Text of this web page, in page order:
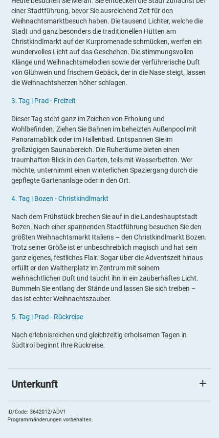
einer Stadtführung, bevor Sie ausreichend Zeit für den
Weihnachtsmarktbesuch haben. Die tausend Lichter, welche die
Stadt und ganz besonders die traditionellen Hütten am
Christkindlmarkt auf der Kurpromenade schmücken, werfen ein
wundervolles Licht auf das Geschehen. Die stimmungsvollen
Klänge und Weihnachtsmelodien sowie der verführerische Duft
von Glühwein und frischem Gebäck, der in die Nase steigt, lassen
die Weihnachtsherzen höher schlagen.
3. Tag | Prad - Freizeit
Dieser Tag steht ganz im Zeichen von Erholung und
Wohlbefinden. Ziehen Sie Bahnen im beheizten Außenpool mit
Panoramablick oder im Hallenbad. Entspannen Sie im
großzügigen Saunabereich. Die Ruheräume bieten einen
traumhaften Blick in den Garten, teils mit Wasserbetten. Wer
möchte, unternimmt einen winterlichen Spaziergang durch die
gepflegte Gartenanlage oder in den Ort.
4. Tag | Bozen - Christkindlmarkt
Nach dem Frühstück brechen Sie auf in die Landeshauptstadt
Bozen. Nach einer spannenden Stadtführung besuchen Sie den
größten Weihnachtsmarkt Italiens – den Christkindlmarkt Bozen.
Trotz seiner Größe ist er unbeschreiblich magisch und hat sein
ganz eigenes, festliches Flair. Sogar über die Adventszeit hinaus
erfüllt er den Waltherplatz im Zentrum mit seinem
weihnachtlichen Duft und taucht ihn in ein zauberhaftes Licht.
Bummeln Sie entlang der Stände und lassen Sie sich treiben –
das ist echter Weihnachtszauber.
5. Tag | Prad - Rückreise
Nach erlebnisreichen und gleichzeitig erholsamen Tagen in
Südtirol beginnt Ihre Rückreise.
Unterkunft
Das4*Garden Park Hotel
Vinschgaus, dem sonnigsten Tal der Alpen. Hier heißt Sie Familie
ID/Code: 3642012/ADV1
Programmänderungen vorbehalten.